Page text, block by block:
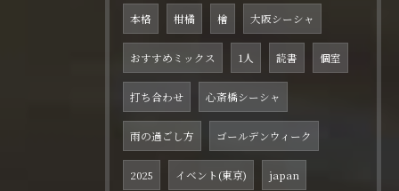
本格 柑橘 檜 大阪シーシャ
おすすめミックス 1人 読書 個室
打ち合わせ 心斎橋シーシャ
雨の過ごし方 ゴールデンウィーク
2025 イベント(東京) japan